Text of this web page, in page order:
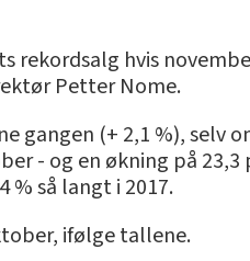
rekordsalg hvis
Petter Nome.
gangen (+ 2,1 %), selv
- og en økning på
% så langt i 2017.
ifølge tallene.